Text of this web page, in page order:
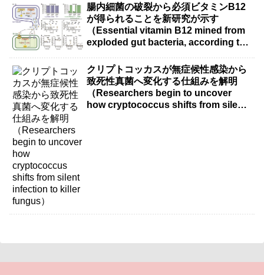
腸内細菌の破裂から必須ビタミンB12
が得られることを新研究が示す
（Essential vitamin B12 mined from
exploded gut bacteria, according to
クリプトコッカスが無症候性感染から
致死性真菌へ変化する仕組みを解明
（Researchers begin to uncover
how cryptococcus shifts from silent